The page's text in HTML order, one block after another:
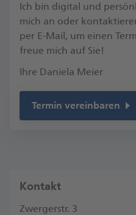
Ich bin digital und
mich an oder
per E-Mail, um einen
freue mich auf Sie!​
Ihre Daniela Meier
Termin vereinbaren
Kontakt
Zwergerstr. 3